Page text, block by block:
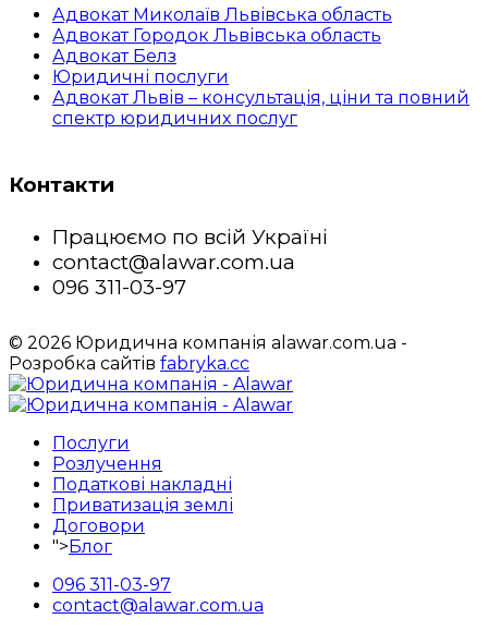
Адвокат Миколаїв Львівська область
Адвокат Городок Львівська область
Адвокат Белз
Юридичні послуги
Адвокат Львів – консультація, ціни та повний
спектр юридичних послуг
Контакти
Працюємо по всій Україні
contact@alawar.com.ua
096 311-03-97
© 2026 Юридична компанія alawar.com.ua -
Розробка сайтів fabryka.cc
Послуги
Розлучення
Податкові накладні
Приватизація землі
Договори
"> Блог
096 311-03-97
contact@alawar.com.ua